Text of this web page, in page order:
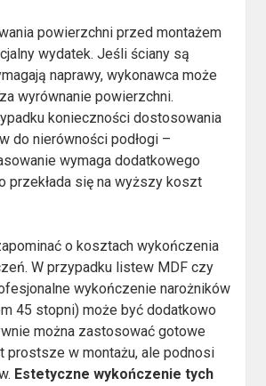
powierzchni przed montażem
wydatek. Jeśli ściany są
naprawy, wykonawca może
wyrównanie powierzchni.
konieczności dostosowania
do nierówności podłogi –
wymaga dodatkowego
przekłada się na wyższy koszt
o kosztach wykończenia
W przypadku listew MDF czy
wykończenie narożników
45 stopni) może być dodatkowo
można zastosować gotowe
prostsze w montażu, ale podnosi
Estetyczne wykończenie tych